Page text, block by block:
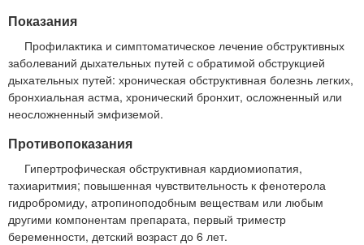
Показания
Профилактика и симптоматическое лечение обструктивных
заболеваний дыхательных путей с обратимой обструкцией
дыхательных путей: хроническая обструктивная болезнь легких,
бронхиальная астма, хронический бронхит, осложненный или
неосложненный эмфиземой.
Противопоказания
Гипертрофическая обструктивная кардиомиопатия,
тахиаритмия; повышенная чувствительность к фенотерола
гидробромиду, атропиноподобным веществам или любым
другими компонентам препарата, первый триместр
беременности, детский возраст до 6 лет.